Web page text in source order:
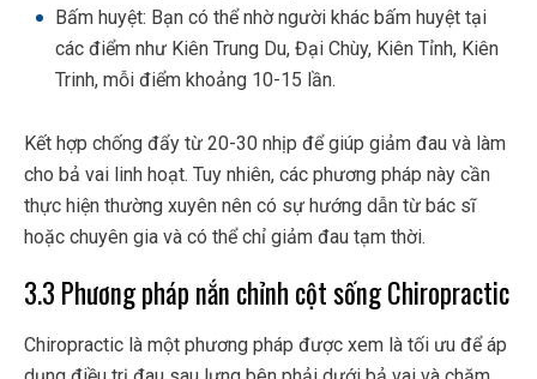
Bấm huyệt: Bạn có thể nhờ người khác bấm huyệt tại
các điểm như Kiên Trung Du, Đại Chùy, Kiên Tỉnh, Kiên
Trinh, mỗi điểm khoảng 10-15 lần.
Kết hợp chống đẩy từ 20-30 nhịp để giúp giảm đau và làm
cho bả vai linh hoạt. Tuy nhiên, các phương pháp này cần
thực hiện thường xuyên nên có sự hướng dẫn từ bác sĩ
hoặc chuyên gia và có thể chỉ giảm đau tạm thời.
3.3 Phương pháp nắn chỉnh cột sống Chiropractic
Chiropractic là một phương pháp được xem là tối ưu để áp